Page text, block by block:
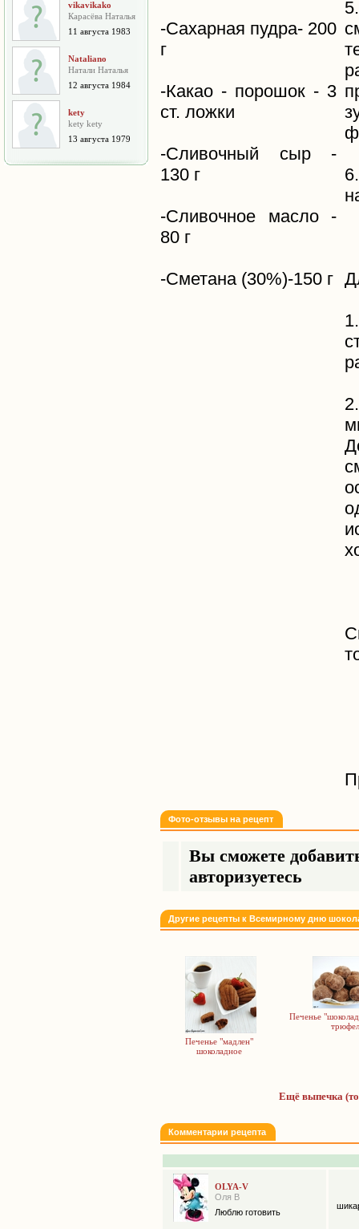
vikavikako
Карасёва Наталья
11 августа 1983
Nataliano
Натали Наталья
12 августа 1984
kety
kety kety
13 августа 1979
-Сахарная пудра- 200
г
-Какао - порошок - 3
ст. ложки
-Сливочный сыр -
130 г
-Сливочное масло -
80 г
-Сметана (30%)-150 г
Фото-отзывы на рецепт
Вы сможете
авторизуетесь
Другие рецепты к Всемирному дню
Печенье "мадлен"
шоколадное
Печенье
Ещё выпечка
Комментарии рецепта
OLYA-V
Оля В
Люблю готовить